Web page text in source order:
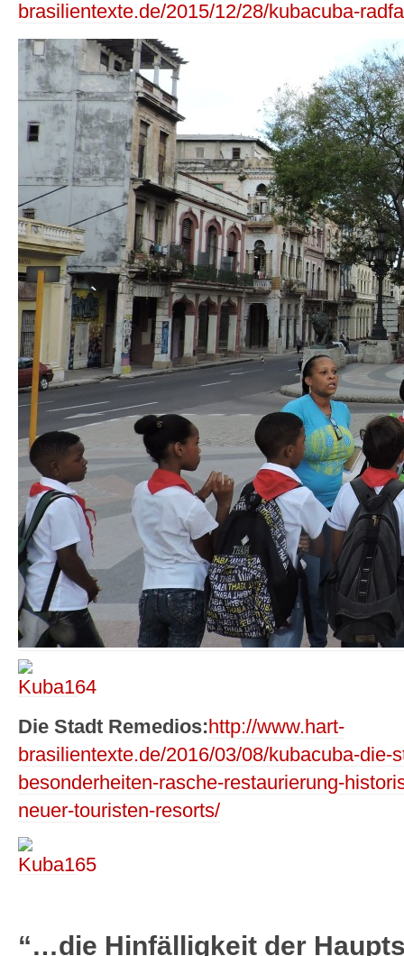
brasilientexte.de/2015/12/28/kubacuba-
Die Stadt Remedios:http://www.hart-
brasilientexte.de/2016/03/08/kubacuba-die-
besonderheiten-rasche-restaurierung-
neuer-touristen-resorts/
“…die Hinfälligkeit der